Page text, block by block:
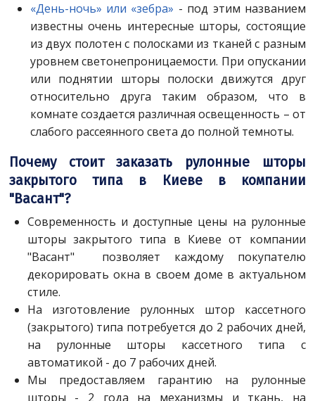
«День-ночь» или «зебра» - под этим названием
известны очень интересные шторы, состоящие
из двух полотен с полосками из тканей с разным
уровнем светонепроницаемости. При опускании
или поднятии шторы полоски движутся друг
относительно друга таким образом, что в
комнате создается различная освещенность – от
слабого рассеянного света до полной темноты.
Почему стоит заказать рулонные шторы
закрытого типа в Киеве в компании
"Васант"?
Современность и доступные цены на рулонные
шторы закрытого типа в Киеве от компании
"Васант" позволяет каждому покупателю
декорировать окна в своем доме в актуальном
стиле.
На изготовление рулонных штор кассетного
(закрытого) типа потребуется до 2 рабочих дней,
на рулонные шторы кассетного типа с
автоматикой - до 7 рабочих дней.
Мы предоставляем гарантию на рулонные
шторы - 2 года на механизмы и ткань, на